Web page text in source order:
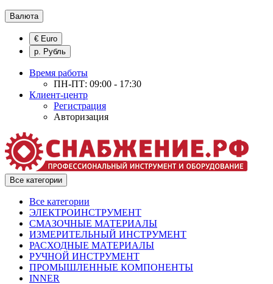
Валюта
€ Euro
р. Рубль
Время работы
ПН-ПТ: 09:00 - 17:30
Клиент-центр
Регистрация
Авторизация
Все категории
Все категории
ЭЛЕКТРОИНСТРУМЕНТ
СМАЗОЧНЫЕ МАТЕРИАЛЫ
ИЗМЕРИТЕЛЬНЫЙ ИНСТРУМЕНТ
РАСХОДНЫЕ МАТЕРИАЛЫ
РУЧНОЙ ИНСТРУМЕНТ
ПРОМЫШЛЕННЫЕ КОМПОНЕНТЫ
INNER